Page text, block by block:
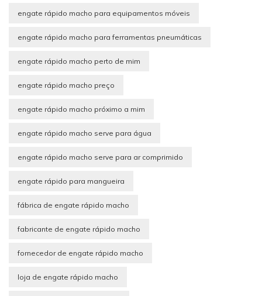
engate rápido macho para equipamentos móveis
engate rápido macho para ferramentas pneumáticas
engate rápido macho perto de mim
engate rápido macho preço
engate rápido macho próximo a mim
engate rápido macho serve para água
engate rápido macho serve para ar comprimido
engate rápido para mangueira
fábrica de engate rápido macho
fabricante de engate rápido macho
fornecedor de engate rápido macho
loja de engate rápido macho